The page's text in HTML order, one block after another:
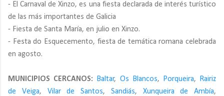
- El Carnaval de Xinzo, es una fiesta declarada de interés turístico
de las más importantes de Galicia
- Fiesta de Santa María, en julio en Xinzo.
- Festa do Esquecemento, fiesta de temática romana celebrada
en agosto.
MUNICIPIOS CERCANOS: Baltar, Os Blancos, Porqueira,
Rairiz
de Veiga, Vilar de Santos, Sandiás, Xunqueira de Ambía,